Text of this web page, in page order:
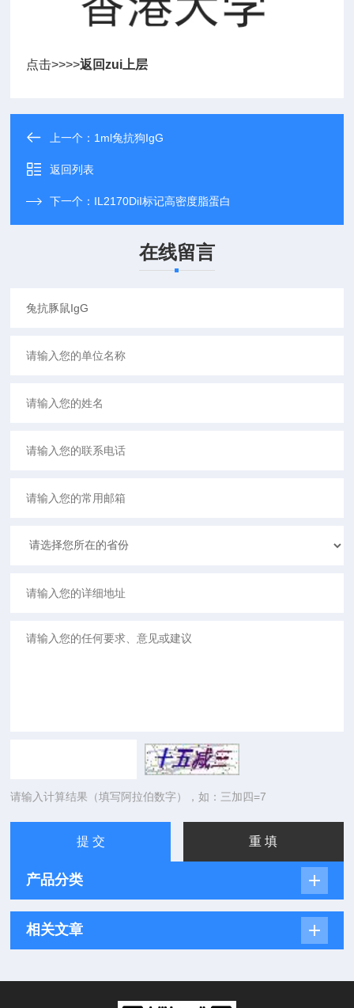
点击>>>>返回zui上层
上一个： 1ml兔抗狗IgG
返回列表
下一个： IL2170DiI标记高密度脂蛋白
在线留言
请输入计算结果（填写阿拉伯数字），如：三加四=7
产品分类
相关文章